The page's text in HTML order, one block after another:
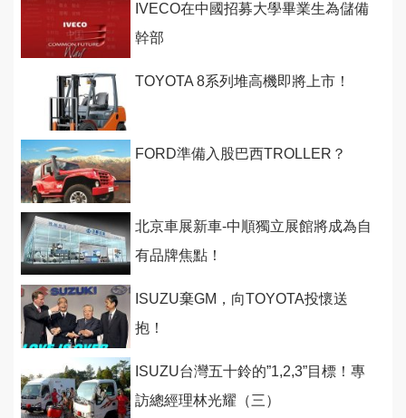
IVECO在中國招募大學畢業生為儲備
幹部
TOYOTA 8系列堆高機即將上市！
FORD準備入股巴西TROLLER？
北京車展新車-中順獨立展館將成為自
有品牌焦點！
ISUZU棄GM，向TOYOTA投懷送
抱！
ISUZU台灣五十鈴的”1,2,3”目標！專
訪總經理林光耀（三）